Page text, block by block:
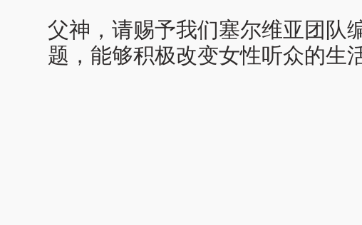
父神，请赐予我们塞尔维亚团队
题，能够积极改变女性听众的生